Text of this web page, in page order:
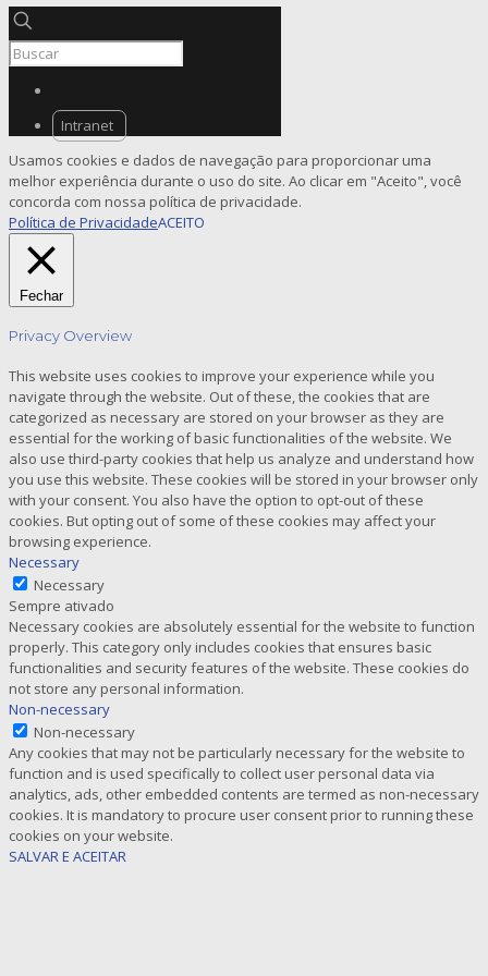
Intranet
Usamos cookies e dados de navegação para proporcionar uma
melhor experiência durante o uso do site. Ao clicar em "Aceito", você
concorda com nossa política de privacidade.
Política de PrivacidadeACEITO
Fechar
Privacy Overview
This website uses cookies to improve your experience while you
navigate through the website. Out of these, the cookies that are
categorized as necessary are stored on your browser as they are
essential for the working of basic functionalities of the website. We
also use third-party cookies that help us analyze and understand how
you use this website. These cookies will be stored in your browser only
with your consent. You also have the option to opt-out of these
cookies. But opting out of some of these cookies may affect your
browsing experience.
Necessary
Necessary
Sempre ativado
Necessary cookies are absolutely essential for the website to function
properly. This category only includes cookies that ensures basic
functionalities and security features of the website. These cookies do
not store any personal information.
Non-necessary
Non-necessary
Any cookies that may not be particularly necessary for the website to
function and is used specifically to collect user personal data via
analytics, ads, other embedded contents are termed as non-necessary
cookies. It is mandatory to procure user consent prior to running these
cookies on your website.
SALVAR E ACEITAR